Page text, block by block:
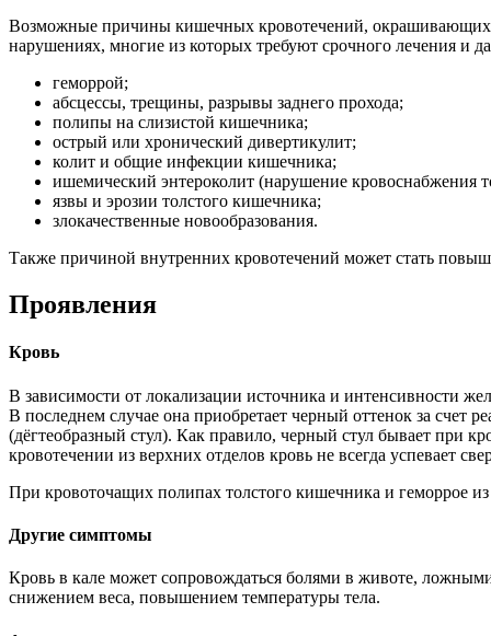
Возможные причины кишечных кровотечений, окрашивающих
нарушениях, многие из которых требуют срочного лечения
геморрой;
абсцессы, трещины, разрывы заднего прохода;
полипы на слизистой кишечника;
острый или хронический дивертикулит;
колит и общие инфекции кишечника;
ишемический энтероколит (нарушение кровоснабжения
язвы и эрозии толстого кишечника;
злокачественные новообразования.
Также причиной внутренних кровотечений может стать
Проявления
Кровь
В зависимости от локализации источника и интенсивности
В последнем случае она приобретает черный оттенок за счет
(дёгтеобразный стул). Как правило, черный стул бывает при
кровотечении из верхних отделов кровь не всегда успевает
При кровоточащих полипах толстого кишечника и геморрое
Другие симптомы
Кровь в кале может сопровождаться болями в животе,
снижением веса, повышением температуры тела.